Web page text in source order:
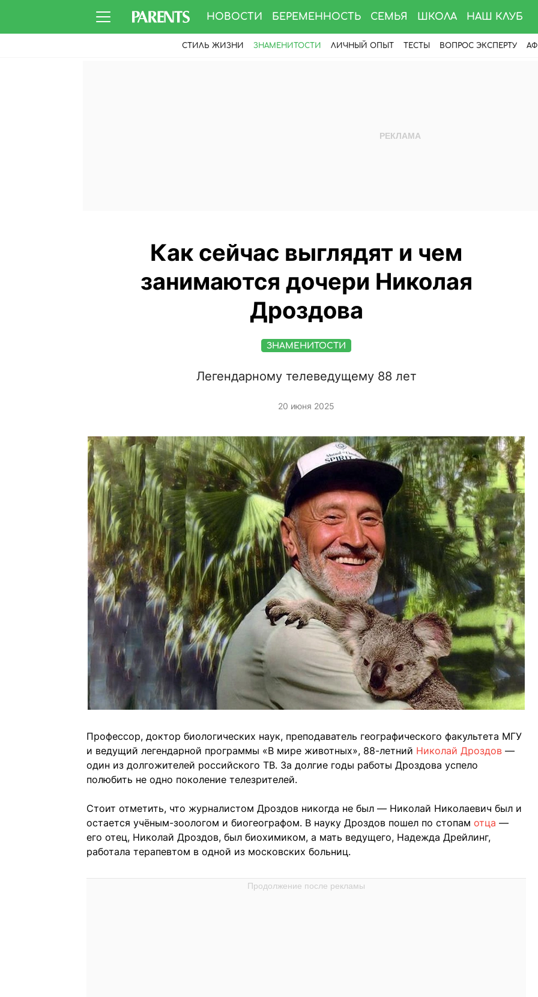
НОВОСТИ БЕРЕМЕННОСТЬ СЕМЬЯ ШКОЛА НАШ КЛУБ
СТИЛЬ ЖИЗНИ ЗНАМЕНИТОСТИ ЛИЧНЫЙ ОПЫТ ТЕСТЫ ВОПРОС ЭКСПЕРТУ
Как сейчас выглядят и чем
занимаются дочери Николая
Дроздова
ЗНАМЕНИТОСТИ
Легендарному телеведущему 88 лет
20 июня 2025
Профессор, доктор биологических наук, преподаватель географического факультета МГУ
и ведущий легендарной программы «В мире животных», 88-летний Николай Дроздов —
один из долгожителей российского ТВ. За долгие годы работы Дроздова успело
полюбить не одно поколение телезрителей.
Стоит отметить, что журналистом Дроздов никогда не был — Николай Николаевич был и
остается учёным-зоологом и биогеографом. В науку Дроздов пошел по стопам отца —
его отец, Николай Дроздов, был биохимиком, а мать ведущего, Надежда Дрейлинг,
работала терапевтом в одной из московских больниц.